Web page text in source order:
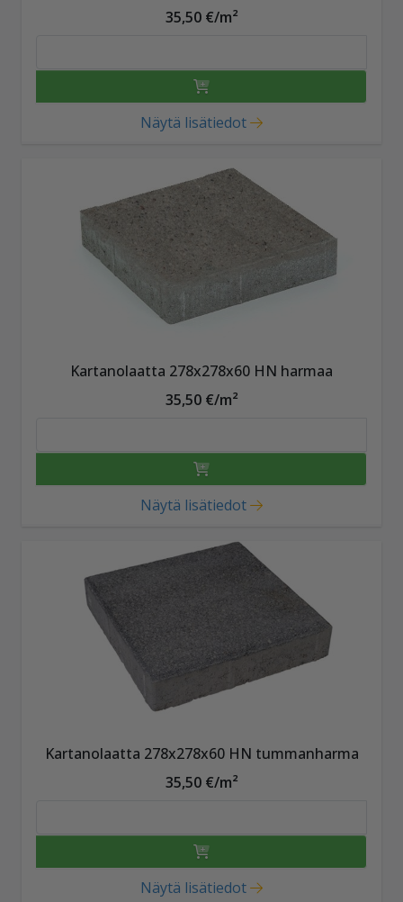
35,50 €/m²
Näytä lisätiedot
Kartanolaatta 278x278x60 HN harmaa
35,50 €/m²
Näytä lisätiedot
Kartanolaatta 278x278x60 HN tummanharma
35,50 €/m²
Näytä lisätiedot